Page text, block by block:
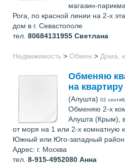
магазин-
Рога, по красной линии на 2-х
дом в г. Севастополе
тел. 80684131955 Светлана
Недвижимость > Обмен > Дома,
Обменяю
на
(Алушта) 02
Обменяю 2-х
Алушта (Крым),
от моря на 1 или 2-х комнатную
Южный или Юго-западный район.
Адрес: г. Москва
тел. 8-915-4952080 Анна